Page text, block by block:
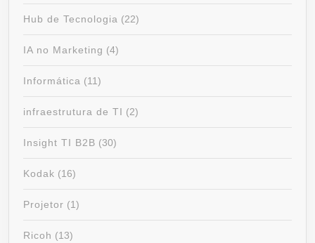
Hub de Tecnologia (22)
IA no Marketing (4)
Informática (11)
infraestrutura de TI (2)
Insight TI B2B (30)
Kodak (16)
Projetor (1)
Ricoh (13)